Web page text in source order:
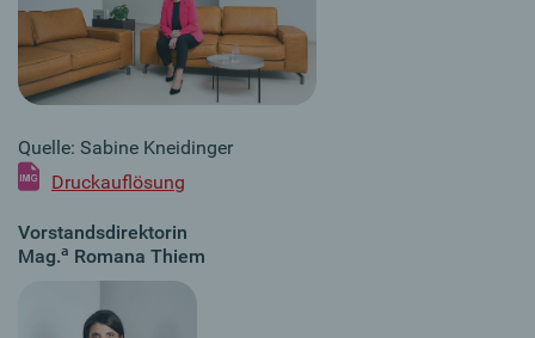
Quelle: Sabine Kneidinger
Druckauflösung
Vorstandsdirektorin
Mag.a Romana Thiem